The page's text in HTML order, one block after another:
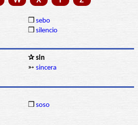
❒ sebo
❒ silencio
✰ sin
➳ sincera
❒ soso